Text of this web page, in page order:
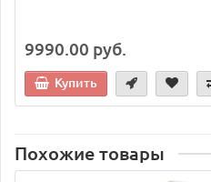
9990.00 руб.
Купить
Похожие товары